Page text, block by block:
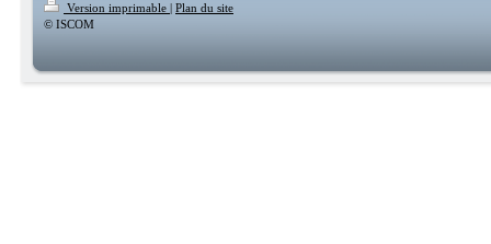
Version imprimable
Plan du site
© ISCOM